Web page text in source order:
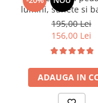
• Încurajează
• Susține
• Contribuie la
• Favorizează
• Creează
lumini, sunete si
de sapun - roz
195,00 Lei
156,00 Lei
ADAUGA IN